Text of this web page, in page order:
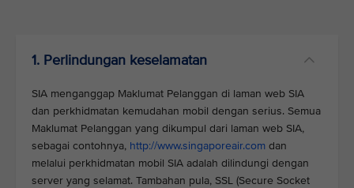
1. Perlindungan keselamatan
SIA menganggap Maklumat Pelanggan di laman web SIA
dan perkhidmatan kemudahan mobil dengan serius. Semua
Maklumat Pelanggan yang dikumpul dari laman web SIA,
sebagai contohnya, http://www.singaporeair.com dan
melalui perkhidmatan mobil SIA adalah dilindungi dengan
server yang selamat. Tambahan pula, SSL (Secure Socket